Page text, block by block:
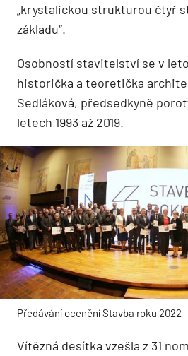
„krystalickou strukturou čtyř
základu“.
Osobností stavitelství se v
historička a teoretička
Sedláková, předsedkyně
letech 1993 až 2019.
Předávání ocenění Stavba roku 2022
Vítězná desítka vzešla z 31